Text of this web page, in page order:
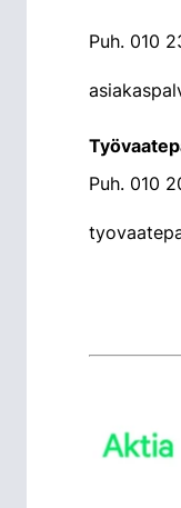
Puh. 010
Puh. 010